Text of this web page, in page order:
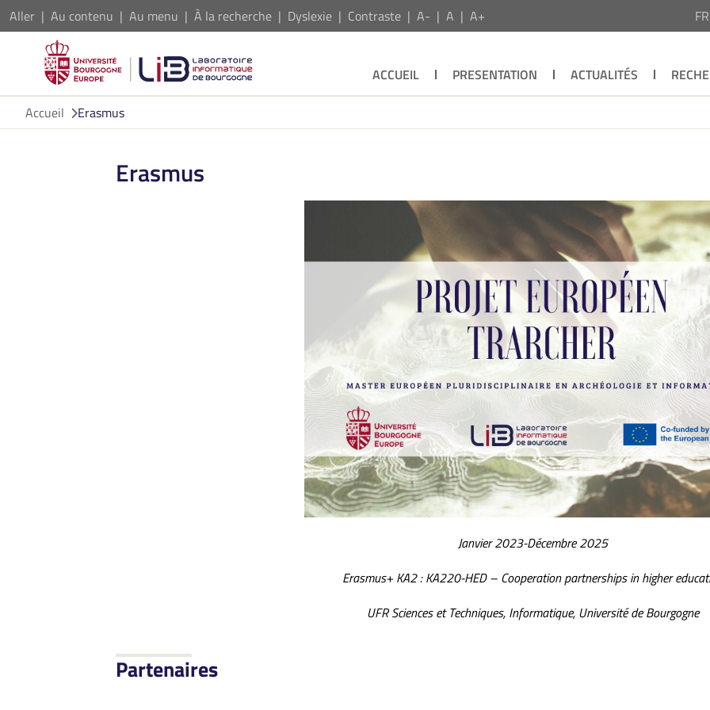
Aller Au contenu Au menu À la recherche Dyslexie Contraste A- A A+
ACCUEIL PRESENTATION ACTUALITÉS
Accueil
Erasmus
Erasmus
Janvier 2023-Décembre 2025
Erasmus+ KA2 : KA220-HED – Cooperation partnerships in higher
UFR Sciences et Techniques, Informatique, Université de Bourgogne
Partenaires